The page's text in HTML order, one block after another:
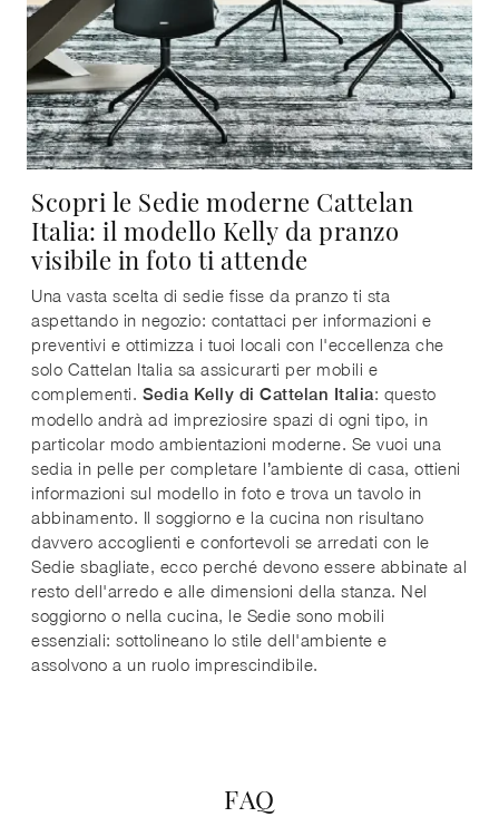
Scopri le Sedie moderne Cattelan
Italia: il modello Kelly da pranzo
visibile in foto ti attende
Una vasta scelta di sedie fisse da pranzo ti sta
aspettando in negozio: contattaci per informazioni e
preventivi e ottimizza i tuoi locali con l'eccellenza che
solo Cattelan Italia sa assicurarti per mobili e
complementi. Sedia Kelly di Cattelan Italia: questo
modello andrà ad impreziosire spazi di ogni tipo, in
particolar modo ambientazioni moderne. Se vuoi una
sedia in pelle per completare l’ambiente di casa, ottieni
informazioni sul modello in foto e trova un tavolo in
abbinamento. Il soggiorno e la cucina non risultano
davvero accoglienti e confortevoli se arredati con le
Sedie sbagliate, ecco perché devono essere abbinate al
resto dell'arredo e alle dimensioni della stanza. Nel
soggiorno o nella cucina, le Sedie sono mobili
essenziali: sottolineano lo stile dell'ambiente e
assolvono a un ruolo imprescindibile.
FAQ